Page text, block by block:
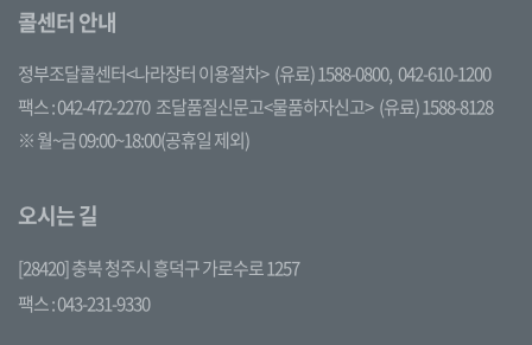
콜센터 안내
정부조달콜센터<나라장터 이용절차> (유료) 1588-0800, 042-610-1200
팩스 : 042-472-2270 조달품질신문고<물품하자신고> (유료) 1588-8128
※ 월~금 09:00~18:00(공휴일 제외)
오시는 길
[28420] 충북 청주시 흥덕구 가로수로 1257
팩스 : 043-231-9330